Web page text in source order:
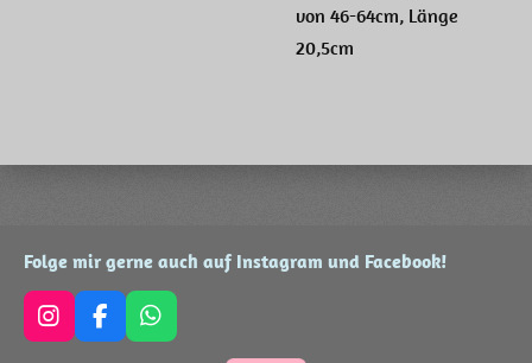
von 46-64cm, Länge
20,5cm
Folge mir gerne auch auf Instagram und Facebook!
I
n
F
a
W
h